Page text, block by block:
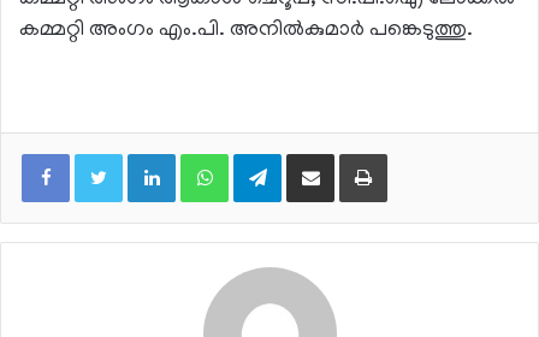
കമ്മറ്റി അംഗം എം.പി. അനിൽകുമാർ പങ്കെടുത്തു.
LinkedInWhatsAppTelegramShare via Email Print